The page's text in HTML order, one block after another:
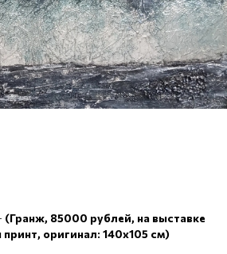
(Гранж, 85000 рублей, на выставке
принт, оригинал: 140x105 см)